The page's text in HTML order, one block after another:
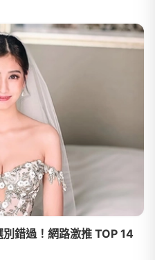
錯過！網路激推 TOP 14